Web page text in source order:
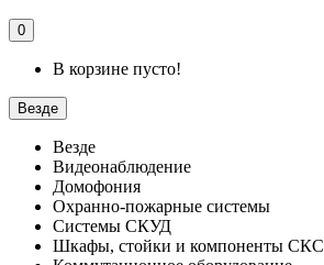
0
В корзине пусто!
Везде
Везде
Видеонаблюдение
Домофония
Охранно-пожарные системы
Системы СКУД
Шкафы, стойки и компоненты СКС